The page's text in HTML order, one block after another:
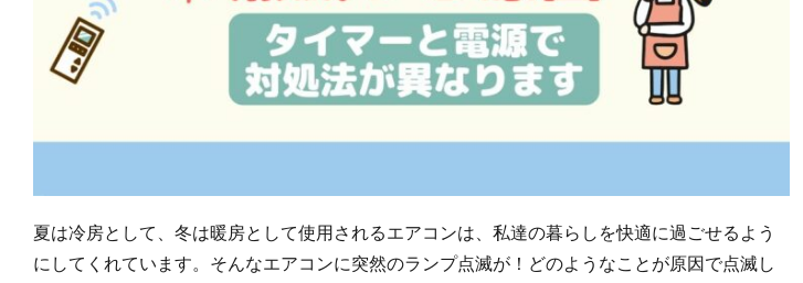
夏は冷房として、冬は暖房として使用されるエアコンは、私達の暮らしを快適に過ごせるよう
にしてくれています。そんなエアコンに突然のランプ点滅が！どのようなことが原因で点滅し